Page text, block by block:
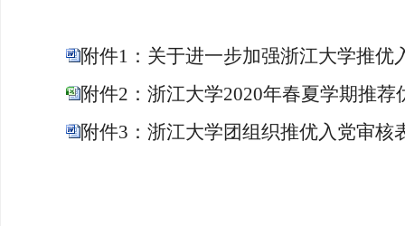
附件1：关于进一步加强浙江大学推优
附件2：浙江大学2020年春夏学期推
附件3：浙江大学团组织推优入党审核